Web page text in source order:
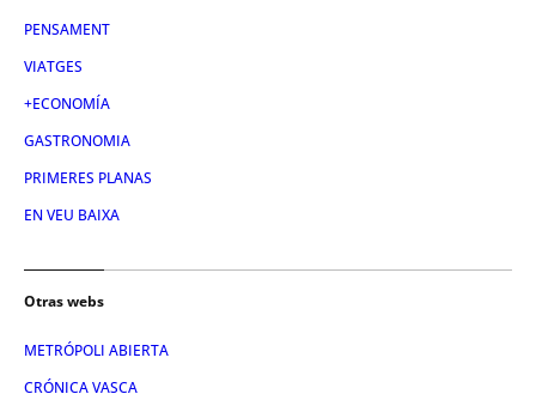
PENSAMENT
VIATGES
+ECONOMÍA
GASTRONOMIA
PRIMERES PLANAS
EN VEU BAIXA
Otras webs
METRÓPOLI ABIERTA
CRÓNICA VASCA